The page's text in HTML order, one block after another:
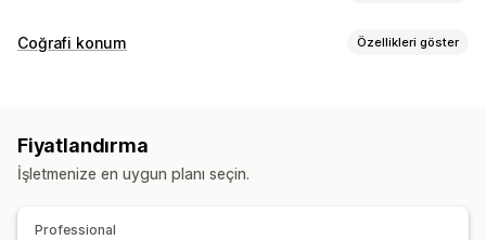
Para birimi dönüştürme
Coğrafi konum Özellikleri göster
Fiyatlandırma
İşletmenize en uygun planı seçin.
Professional